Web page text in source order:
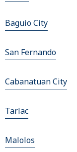
Baguio City
San Fernando
Cabanatuan City
Tarlac
Malolos